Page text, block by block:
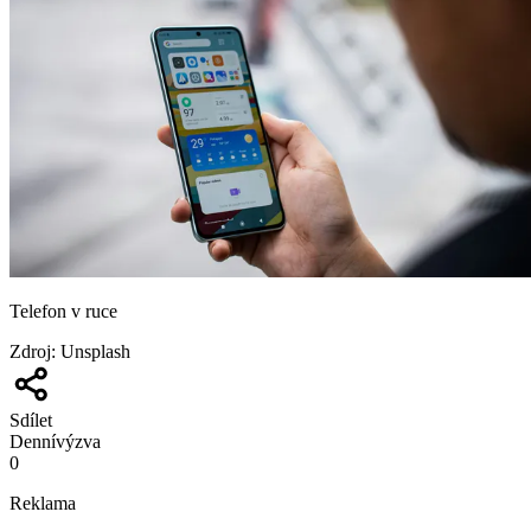
Telefon v ruce
Zdroj: Unsplash
Sdílet
Dennívýzva
0
Reklama